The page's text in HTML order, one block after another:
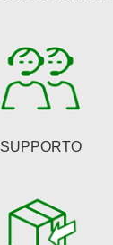
SUPPORTO